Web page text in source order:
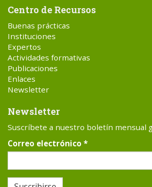
Centro de Recursos
Buenas prácticas
Instituciones
Expertos
Actividades formativas
Publicaciones
Enlaces
Newsletter
Newsletter
Suscríbete a nuestro boletín mensual
Correo electrónico *